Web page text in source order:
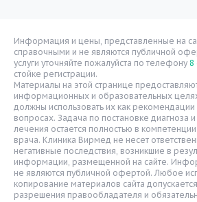
Расписание врачей
Надзорные органы
Статьи
Вопрос-ответ
Видео
Вакансии
Карта сайта
Контакты
Информация и цены, представленные на
справочными и не являются публичной
услуги уточняйте пожалуйста по телефону 8
стойке регистрации.
Материалы на этой странице
информационных и образовательных
должны использовать их как
вопросах. Задача по постановке диагноза
лечения остается полностью в
врача. Клиника Вирмед не несет
негативные последствия, возникшие в
информации, размещенной на сайте.
не являются публичной офертой. Любое
копирование материалов сайта
разрешения правообладателя и